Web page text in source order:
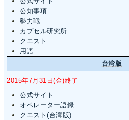
公知事項
勢力戦
カプセル研究所
クエスト
用語
台湾版
2015年7月31日(金)終了
公式サイト
オペレーター語録
クエスト(台湾版)